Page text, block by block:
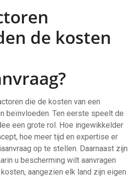
de kosten
die de kosten van een
beïnvloeden. Ten eerste speelt de
een grote rol. Hoe ingewikkelder
hoe meer tijd en expertise er
op te stellen. Daarnaast zijn
u bescherming wilt aanvragen
aangezien elk land zijn eigen